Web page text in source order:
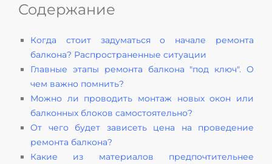
Содержание
Когда стоит задуматься о начале ремонта
балкона? Распространенные ситуации
Главные этапы ремонта балкона "под ключ". О
чем важно помнить?
Можно ли проводить монтаж новых окон или
балконных блоков самостоятельно?
От чего будет зависеть цена на проведение
ремонта балкона?
Какие из материалов предпочтительнее